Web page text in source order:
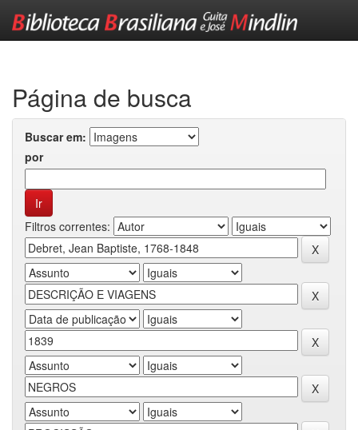
Página de busca
Buscar em:
por
Filtros correntes: